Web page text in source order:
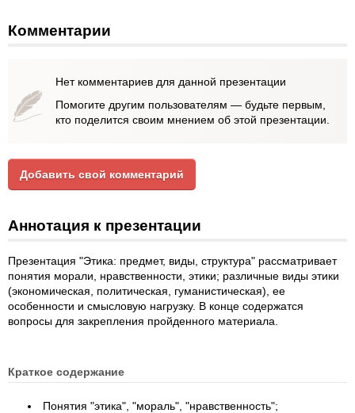
Комментарии
Нет комментариев для данной презентации
Помогите другим пользователям — будьте первым,
кто поделится своим мнением об этой презентации.
Добавить свой комментарий
Аннотация к презентации
Презентация "Этика: предмет, виды, структура" рассматривает
понятия морали, нравственности, этики; различные виды этики
(экономическая, политическая, гуманистическая), ее
особенности и смысловую нагрузку. В конце содержатся
вопросы для закрепления пройденного материала.
Краткое содержание
Понятия "этика" , "мораль" , "нравственность";